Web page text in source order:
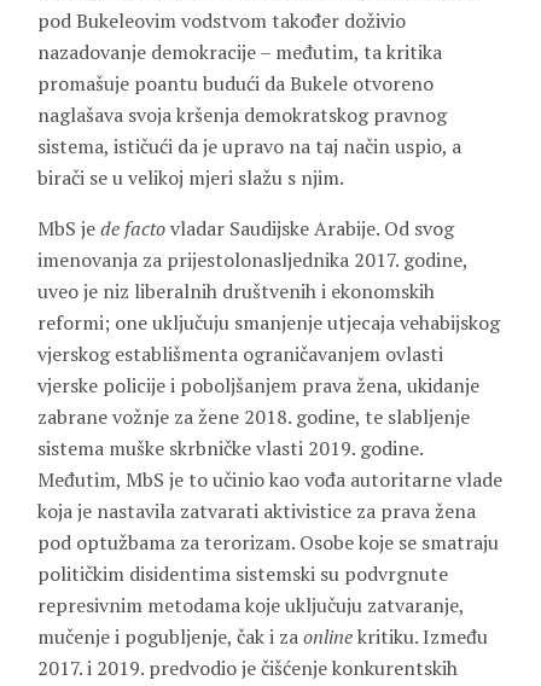
pod Bukeleovim vodstvom također doživio
nazadovanje demokracije – međutim, ta kritika
promašuje poantu budući da Bukele otvoreno
naglašava svoja kršenja demokratskog pravnog
sistema, ističući da je upravo na taj način uspio, a
birači se u velikoj mjeri slažu s njim.
MbS jede factovladar Saudijske Arabije. Od svog
imenovanja za prijestolonasljednika 2017. godine,
uveo je niz liberalnih društvenih i ekonomskih
reformi; one uključuju smanjenje utjecaja vehabijskog
vjerskog establišmenta ograničavanjem ovlasti
vjerske policije i poboljšanjem prava žena, ukidanje
zabrane vožnje za žene 2018. godine, te slabljenje
sistema muške skrbničke vlasti 2019. godine.
Međutim, MbS je to učinio kao vođa autoritarne vlade
koja je nastavila zatvarati aktivistice za prava žena
pod optužbama za terorizam. Osobe koje se smatraju
političkim disidentima sistemski su podvrgnute
represivnim metodama koje uključuju zatvaranje,
mučenje i pogubljenje, čak i zaonlinekritiku. Između
2017. i 2019. predvodio je čišćenje konkurentskih